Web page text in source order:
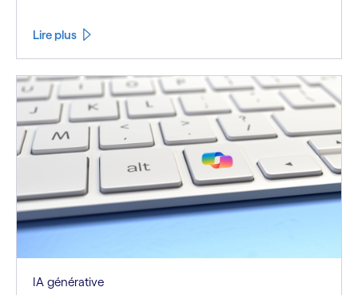
Lire plus
IA générative